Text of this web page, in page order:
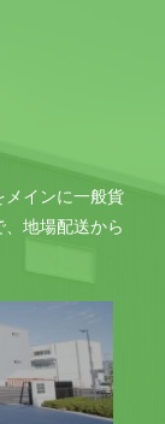
メインに一般貨
地場配送から